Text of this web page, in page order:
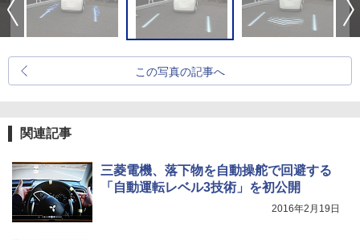
この写真の記事へ
関連記事
三菱電機、落下物を自動操舵で回避する
「自動運転レベル3技術」を初公開
2016年2月19日